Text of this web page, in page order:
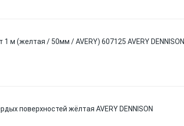
м (желтая / 50мм / AVERY) 607125 AVERY DENNISON
поверхностей жёлтая AVERY DENNISON